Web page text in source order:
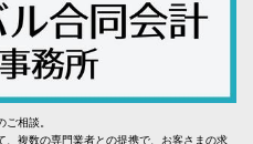
相談。
複数の専門業者との提携で、お客さまの求